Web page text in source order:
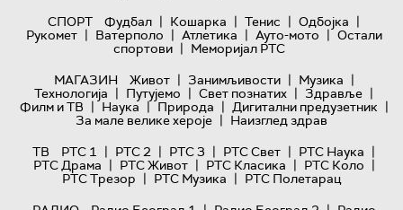
СПОРТ
Фудбал | Кошарка | Тенис | Одбојка |
Рукомет | Ватерполо | Атлетика | Ауто-мото | Остали
спортови | Меморијал РТС
МАГАЗИН
Живот | Занимљивости | Музика |
Технологијa | Путујемо | Свет познатих | Здравље |
Филм и ТВ | Наука | Природа | Дигитални предузетник |
За мале велике хероје | Наизглед здрав
ТВ
РТС 1 | РТС 2 | РТС 3 | РТС Свет | РТС Наука |
РТС Драма | РТС Живот | РТС Класика | РТС Коло |
РТС Трезор | РТС Музика | РТС Полетарац